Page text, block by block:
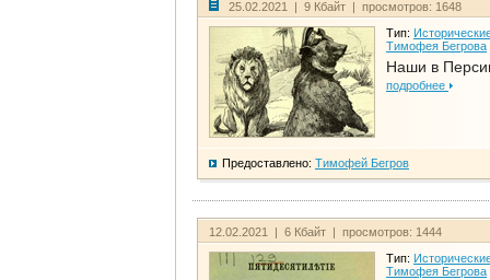
25.02.2021 | 9 Кбайт | просмотров: 1648
Тип:
Тимофея Бегрова
Наши в
подробнее
Предоставлено: Тимофей Бегров
12.02.2021 | 6 Кбайт | просмотров: 1444
Тип:
Тимофея Бегрова